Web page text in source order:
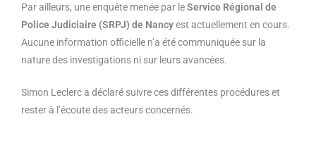
Par ailleurs, une enquête menée par leService Régional de
Police Judiciaire (SRPJ) de Nancyest actuellement en cours.
Aucune information officielle n’a été communiquée sur la
nature des investigations ni sur leurs avancées.
Simon Leclerc a déclaré suivre ces différentes procédures et
rester à l’écoute des acteurs concernés.